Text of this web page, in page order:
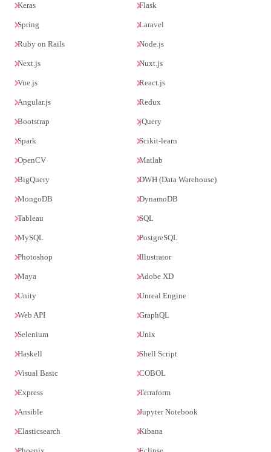
Keras Flask
Spring Laravel
Ruby on Rails Node.js
Next.js Nuxt.js
Vue.js React.js
Angular.js Redux
Bootstrap jQuery
Spark Scikit-learn
OpenCV Matlab
BigQuery DWH (Data Warehouse)
MongoDB DynamoDB
Tableau SQL
MySQL PostgreSQL
Photoshop Illustrator
Maya Adobe XD
Unity Unreal Engine
Web API GraphQL
Selenium Unix
Haskell Shell Script
Visual Basic COBOL
Express Terraform
Ansible Jupyter Notebook
Elasticsearch Kibana